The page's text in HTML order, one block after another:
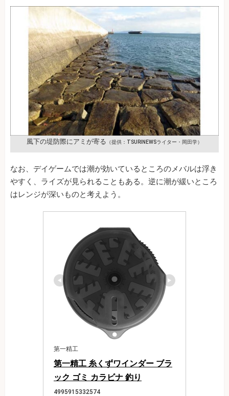
風下の堤防際にアミが寄る （提供：TSURINEWSライター・岡田学）
なお、デイゲームでは潮が効いているところのメバルは浮き
やすく、ライズが見られることもある。逆に潮が緩いところ
はレンジが深いものと考えよう。
第一精工
第一精工 糸くずワインダー ブラ
ック ゴミ カラビナ 釣り
4995915332574